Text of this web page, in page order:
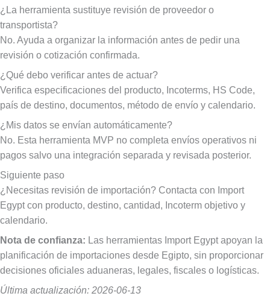
¿La herramienta sustituye revisión de proveedor o
transportista?
No. Ayuda a organizar la información antes de pedir una
revisión o cotización confirmada.
¿Qué debo verificar antes de actuar?
Verifica especificaciones del producto, Incoterms, HS Code,
país de destino, documentos, método de envío y calendario.
¿Mis datos se envían automáticamente?
No. Esta herramienta MVP no completa envíos operativos ni
pagos salvo una integración separada y revisada posterior.
Siguiente paso
¿Necesitas revisión de importación? Contacta con Import
Egypt con producto, destino, cantidad, Incoterm objetivo y
calendario.
Nota de confianza: Las herramientas Import Egypt apoyan la
planificación de importaciones desde Egipto, sin proporcionar
decisiones oficiales aduaneras, legales, fiscales o logísticas.
Última actualización: 2026-06-13